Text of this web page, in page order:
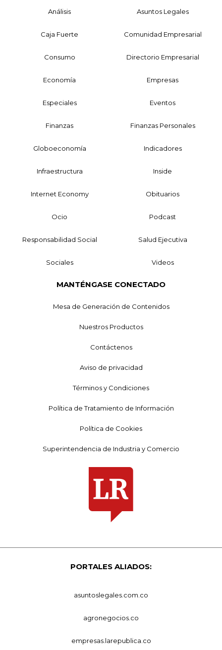
Análisis Asuntos Legales
Caja Fuerte Comunidad Empresarial
Consumo Directorio Empresarial
Economía Empresas
Especiales Eventos
Finanzas Finanzas Personales
Globoeconomía Indicadores
Infraestructura Inside
Internet Economy Obituarios
Ocio Podcast
Responsabilidad Social Salud Ejecutiva
Sociales Videos
MANTÉNGASE CONECTADO
Mesa de Generación de Contenidos
Nuestros Productos
Contáctenos
Aviso de privacidad
Términos y Condiciones
Política de Tratamiento de Información
Política de Cookies
Superintendencia de Industria y Comercio
PORTALES ALIADOS:
asuntoslegales.com.co
agronegocios.co
empresas.larepublica.co